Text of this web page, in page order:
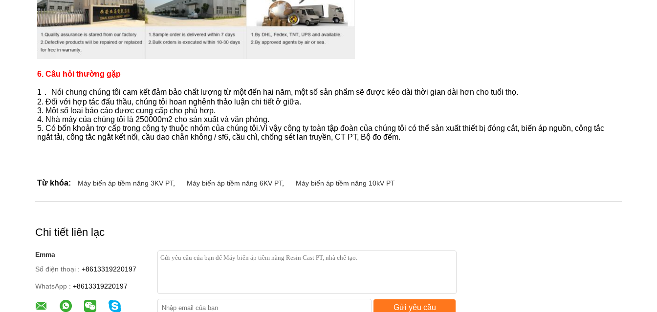
6. Câu hỏi thường gặp
1． Nói chung chúng tôi cam kết đảm bảo chất lượng từ một đến hai năm, một số sản phẩm sẽ được kéo dài thời gian dài hơn cho tuổi thọ.
2. Đối với hợp tác đấu thầu, chúng tôi hoan nghênh thảo luận chi tiết ở giữa.
3. Một số loại báo cáo được cung cấp cho phù hợp.
4. Nhà máy của chúng tôi là 250000m2 cho sản xuất và văn phòng.
5. Có bốn khoản trợ cấp trong công ty thuộc nhóm của chúng tôi.Vì vậy công ty toàn tập đoàn của chúng tôi có thể sản xuất thiết bị đóng cắt, biến áp nguồn, công tắc
ngắt tải, công tắc ngắt kết nối, cầu dao chân không / sf6, cầu chì, chống sét lan truyền, CT PT, Bộ đo đếm.
Từ khóa: Máy biến áp tiềm năng 3KV PT, Máy biến áp tiềm năng 6KV PT, Máy biến áp tiềm năng 10kV PT
Chi tiết liên lạc
Emma
Số điện thoại : +8613319220197
WhatsApp : +8613319220197
Gửi yêu cầu